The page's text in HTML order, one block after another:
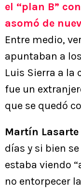
el “plan B”
asomó de
Entre medio,
apuntaban a
Luis Sierra a la
fue un
que se quedó
Martín Lasarte
días y si bien
estaba viendo
no entorpecer